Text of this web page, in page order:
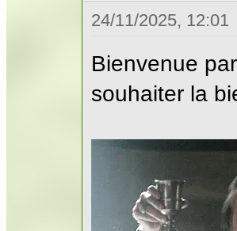
24/11/2025, 12:01
Bienvenue
souhaiter la